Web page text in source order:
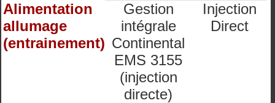
Alimentation
allumage
(entrainement)
Gestion
intégrale
Continental
EMS 3155
(injection
directe)
Injection
Direct